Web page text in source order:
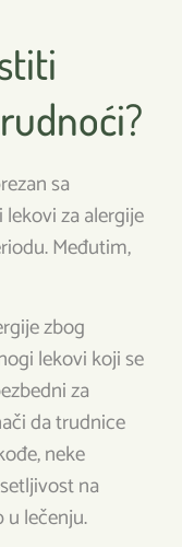
sa
za alergije
Međutim,
zbog
lekovi koji se
za
da trudnice
neke
na
u lečenju.